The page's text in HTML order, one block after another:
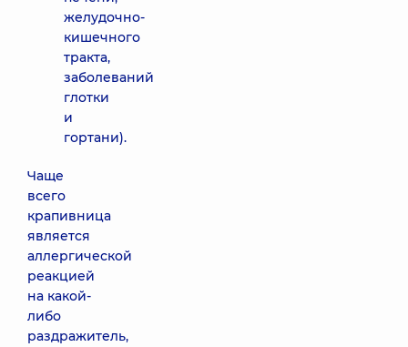
желудочно-
кишечного
тракта,
заболеваний
глотки
и
гортани).
Чаще
всего
крапивница
является
аллергической
реакцией
на какой-
либо
раздражитель,